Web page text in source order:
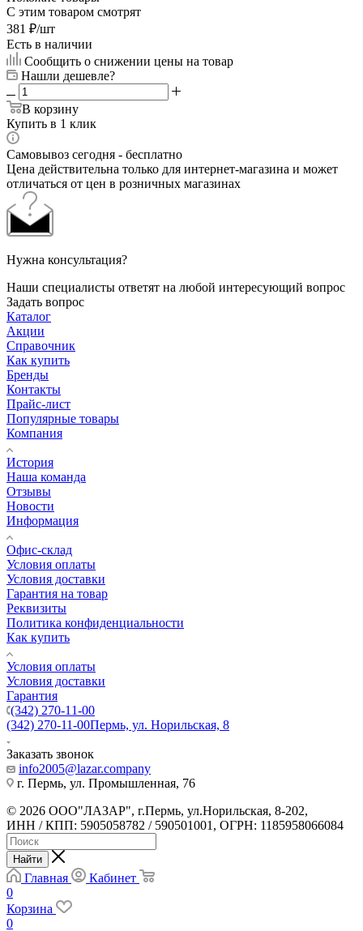
С этим товаром смотрят
381 ₽/шт
Есть в наличии
Сообщить о снижении цены на товар
Нашли дешевле?
В корзину
Купить в 1 клик
Самовывоз сегодня - бесплатно
Цена действительна только для интернет-магазина и может
отличаться от цен в розничных магазинах
Нужна консультация?
Наши специалисты ответят на любой интересующий вопрос
Задать вопрос
Каталог
Акции
Справочник
Как купить
Бренды
Контакты
Прайс-лист
Популярные товары
Компания
История
Наша команда
Отзывы
Новости
Информация
Офис-склад
Условия оплаты
Условия доставки
Гарантия на товар
Реквизиты
Политика конфиденциальности
Как купить
Условия оплаты
Условия доставки
Гарантия
(342) 270-11-00
(342) 270-11-00Пермь, ул. Норильская, 8
Заказать звонок
info2005@lazar.company
г. Пермь, ул. Промышленная, 76
© 2026 ООО"ЛАЗАР", г.Пермь, ул.Норильская, 8-202,
ИНН / КПП: 5905058782 / 590501001, ОГРН: 1185958066084
Найти
Главная
Кабинет
0
Корзина
0